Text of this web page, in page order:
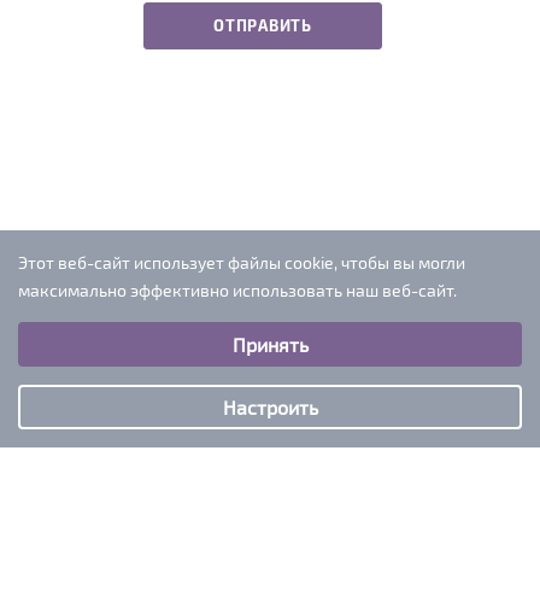
iventtur@mail.ru
Этот веб-сайт использует файлы cookie, чтобы вы могли
максимально эффективно использовать наш веб-сайт.
Выберите настройки cookie
Аналитические/Функциональные
Принять
Настроить